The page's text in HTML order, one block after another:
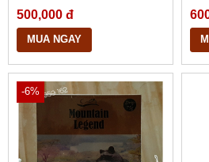
ROBUSTA
500,000 đ
MUA NGAY
-6%